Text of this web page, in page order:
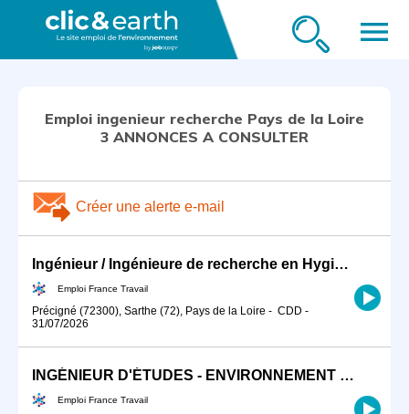
menu
Emploi ingenieur recherche Pays de la Loire
3 ANNONCES A CONSULTER
Créer une alerte e-mail
Ingénieur / Ingénieure de recherche en Hygiène, Sécurité et Envir (H/F)
Emploi France Travail
Précigné (72300), Sarthe (72), Pays de la Loire - CDD -
31/07/2026
INGÉNIEUR D'ÉTUDES - ENVIRONNEMENT RÈGLEMENTAIRE (H/F)
Emploi France Travail